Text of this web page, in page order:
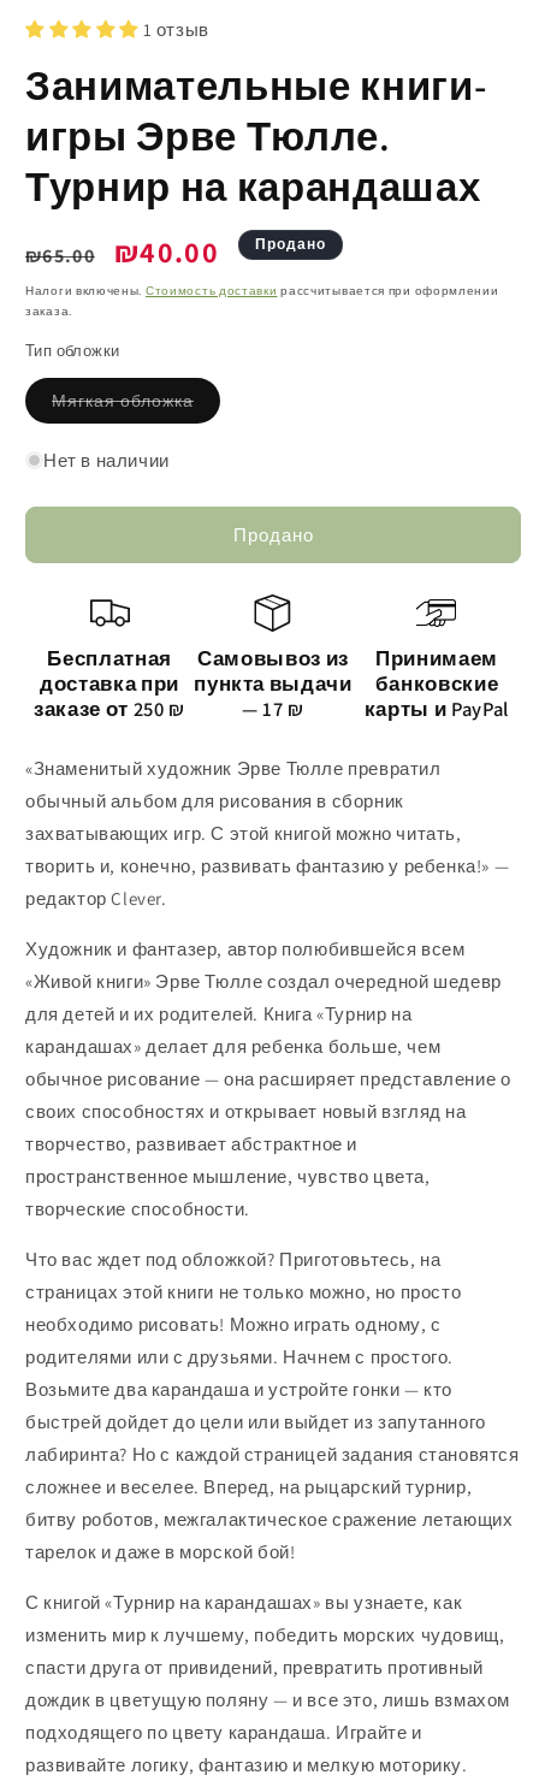
1 отзыв
Занимательные книги-
игры Эрве Тюлле.
Турнир на карандашах
Обычная
цена
₪65.00
Цена
со
скидкой
₪40.00 Продано
Налоги включены. Стоимость доставки рассчитывается при оформлении
заказа.
Тип обложки
Мягкая обложкаВариант
распродан
Нет в наличии
Продано
Бесплатная
доставка при
заказе от 250 ₪
Самовывоз из
пункта выдачи
— 17 ₪
Принимаем
банковские
карты и PayPal
«Знаменитый художник Эрве Тюлле превратил
обычный альбом для рисования в сборник
захватывающих игр. С этой книгой можно читать,
творить и, конечно, развивать фантазию у ребенка!» —
редактор Clever.
Художник и фантазер, автор полюбившейся всем
«Живой книги» Эрве Тюлле создал очередной шедевр
для детей и их родителей. Книга «Турнир на
карандашах» делает для ребенка больше, чем
обычное рисование — она расширяет представление о
своих способностях и открывает новый взгляд на
творчество, развивает абстрактное и
пространственное мышление, чувство цвета,
творческие способности.
Что вас ждет под обложкой? Приготовьтесь, на
страницах этой книги не только можно, но просто
необходимо рисовать! Можно играть одному, с
родителями или с друзьями. Начнем с простого.
Возьмите два карандаша и устройте гонки — кто
быстрей дойдет до цели или выйдет из запутанного
лабиринта? Но с каждой страницей задания становятся
сложнее и веселее. Вперед, на рыцарский турнир,
битву роботов, межгалактическое сражение летающих
тарелок и даже в морской бой!
С книгой «Турнир на карандашах» вы узнаете, как
изменить мир к лучшему, победить морских чудовищ,
спасти друга от привидений, превратить противный
дождик в цветущую поляну — и все это, лишь взмахом
подходящего по цвету карандаша. Играйте и
развивайте логику, фантазию и мелкую моторику.